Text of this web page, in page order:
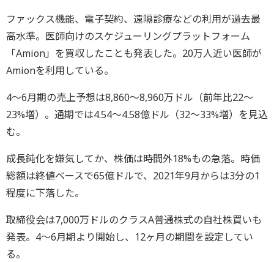
ファックス機能、電子契約、遠隔診療などの利用が過去最
高水準。医師向けのスケジューリングプラットフォーム
「Amion」を買収したことも発表した。20万人近い医師が
Amionを利用している。
4〜6月期の売上予想は8,860〜8,960万ドル（前年比22〜
23%増）。通期では4.54〜4.58億ドル（32〜33%増）を見込
む。
成長鈍化を嫌気してか、株価は時間外18%もの急落。時価
総額は終値ベースで65億ドルで、2021年9月からは3分の1
程度に下落した。
取締役会は7,000万ドルのクラスA普通株式の自社株買いも
発表。4〜6月期より開始し、12ヶ月の期間を設定してい
る。